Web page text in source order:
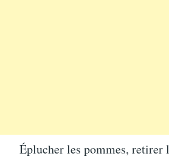
Éplucher les pommes, retirer